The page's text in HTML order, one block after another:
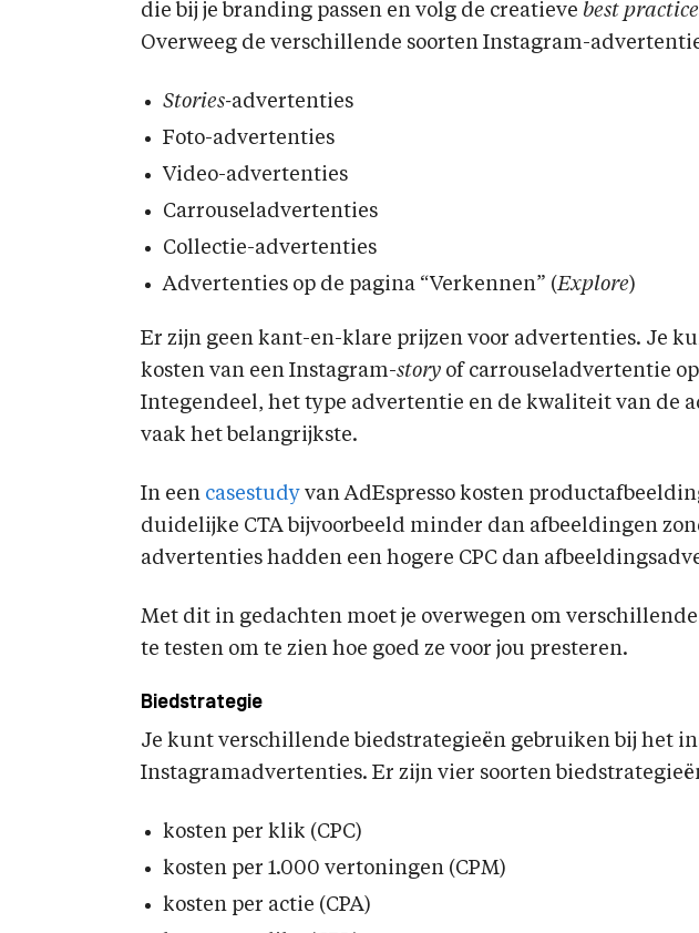
die bij je branding passen en volg de creatieve best
Overweeg de verschillende soorten Instagram-
Stories-advertenties
Foto-advertenties
Video-advertenties
Carrouseladvertenties
Collectie-advertenties
Advertenties op de pagina “Verkennen” (Explore)
Er zijn geen kant-en-klare prijzen voor advertenties. Je
kosten van een Instagram-story of carrouseladvertentie
Integendeel, het type advertentie en de kwaliteit van de
vaak het belangrijkste.
In een casestudy van AdEspresso kosten
duidelijke CTA bijvoorbeeld minder dan afbeeldingen
advertenties hadden een hogere CPC dan
Met dit in gedachten moet je overwegen om
te testen om te zien hoe goed ze voor jou presteren.
Biedstrategie
Je kunt verschillende biedstrategieën gebruiken bij het
Instagramadvertenties. Er zijn vier soorten
kosten per klik (CPC)
kosten per 1.000 vertoningen (CPM)
kosten per actie (CPA)